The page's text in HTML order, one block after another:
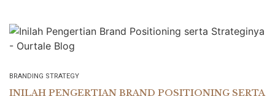
BRANDING STRATEGY
INILAH PENGERTIAN BRAND POSITIONING SERTA